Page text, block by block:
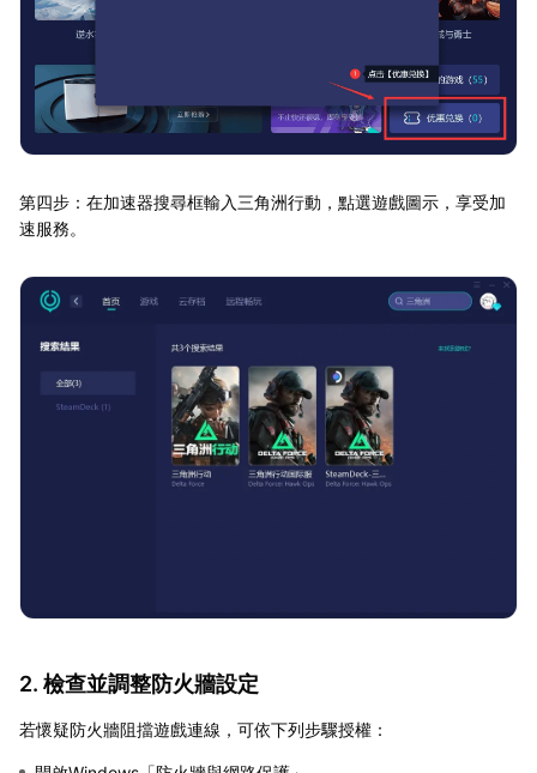
第四步：在加速器搜尋框輸入三角洲行動，點選遊戲圖示，享受加
速服務。
2. 檢查並調整防火牆設定
若懷疑防火牆阻擋遊戲連線，可依下列步驟授權：